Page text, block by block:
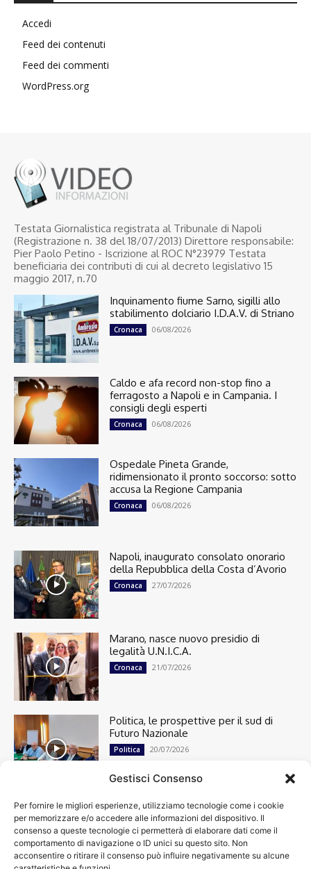
Gestisci Consenso
Per fornire le migliori esperienze, utilizziamo tecnologie come i cookie
per memorizzare e/o accedere alle informazioni del dispositivo. Il
consenso a queste tecnologie ci permetterà di elaborare dati come il
comportamento di navigazione o ID unici su questo sito. Non
acconsentire o ritirare il consenso può influire negativamente su alcune
Accedi
Feed dei contenuti
Feed dei commenti
WordPress.org
Testata Giornalistica registrata al Tribunale di Napoli
(Registrazione n. 38 del 18/07/2013) Direttore responsabile:
Pier Paolo Petino - Iscrizione al ROC N°23979 Testata
beneficiaria dei contributi di cui al decreto legislativo 15
maggio 2017, n.70
Inquinamento fiume Sarno, sigilli allo
stabilimento dolciario I.D.A.V. di Striano
Cronaca 06/08/2026
Caldo e afa record non-stop fino a
ferragosto a Napoli e in Campania. I
consigli degli esperti
Cronaca 06/08/2026
Ospedale Pineta Grande,
ridimensionato il pronto soccorso: sotto
accusa la Regione Campania
Cronaca 06/08/2026
Napoli, inaugurato consolato onorario
della Repubblica della Costa d’Avorio
Cronaca 27/07/2026
Marano, nasce nuovo presidio di
legalità U.N.I.C.A.
Cronaca 21/07/2026
Politica, le prospettive per il sud di
Futuro Nazionale
Politica 20/07/2026
Cronaca
13492
Attualità
7299
top
News
4208